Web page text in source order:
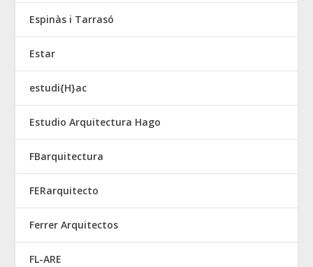
Espinàs i Tarrasó
Estar
estudi{H}ac
Estudio Arquitectura Hago
FBarquitectura
FERarquitecto
Ferrer Arquitectos
FL-ARE